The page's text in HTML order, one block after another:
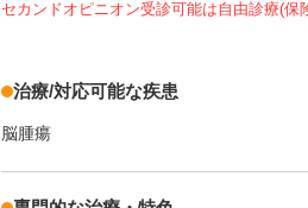
セカンドオピニオン受診可能は自由診療(保
治療/対応可能な疾患
脳腫瘍